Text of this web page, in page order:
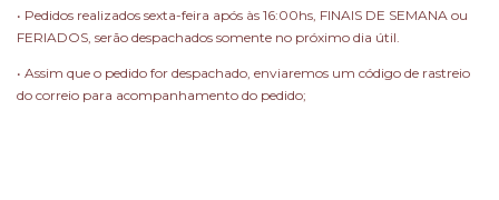
• Pedidos realizados sexta-feira após às 16:00hs, FINAIS DE SEMANA ou
FERIADOS, serão despachados somente no próximo dia útil.
• Assim que o pedido for despachado, enviaremos um código de rastreio
do correio para acompanhamento do pedido;